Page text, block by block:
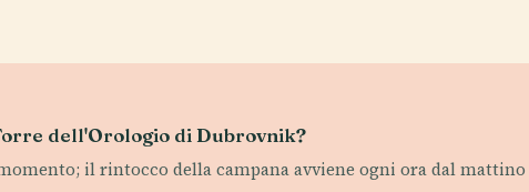
dell'Orologio di Dubrovnik?
il rintocco della campana avviene ogni ora dal mattino